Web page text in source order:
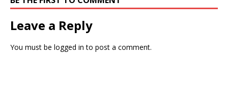
Leave a Reply
You must be logged in to post a comment.